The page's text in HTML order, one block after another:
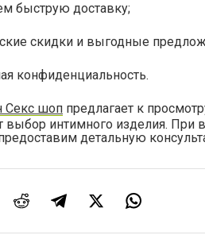
быструю доставку;
скидки и выгодные
конфиденциальность.
Секс шоп предлагает к
выбор интимного изделия.
детальную